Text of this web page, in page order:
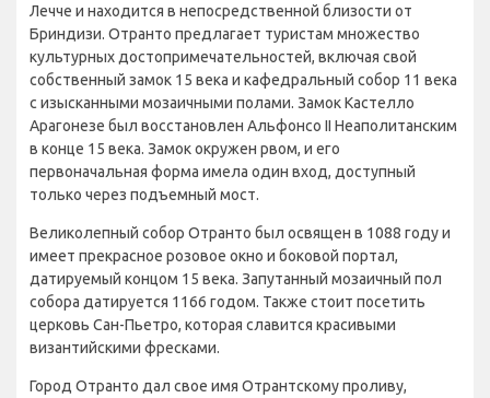
Лечче и находится в непосредственной близости от
Бриндизи. Отранто предлагает туристам множество
культурных достопримечательностей, включая свой
собственный замок 15 века и кафедральный собор 11 века
с изысканными мозаичными полами. Замок Кастелло
Арагонезе был восстановлен Альфонсо II Неаполитанским
в конце 15 века. Замок окружен рвом, и его
первоначальная форма имела один вход, доступный
только через подъемный мост.
Великолепный собор Отранто был освящен в 1088 году и
имеет прекрасное розовое окно и боковой портал,
датируемый концом 15 века. Запутанный мозаичный пол
собора датируется 1166 годом. Также стоит посетить
церковь Сан-Пьетро, которая славится красивыми
византийскими фресками.
Город Отранто дал свое имя Отрантскому проливу,